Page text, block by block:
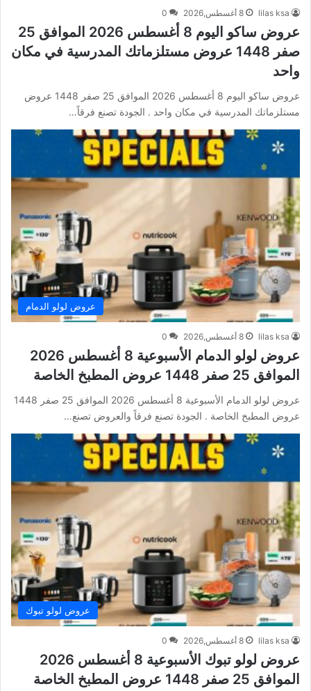
lilas ksa 8 أغسطس,2026 0
عروض ساكو اليوم 8 أغسطس 2026 الموافق 25
صفر 1448 عروض مستلزماتك المدرسية في مكان
واحد
عروض ساكو اليوم 8 أغسطس 2026 الموافق 25 صفر 1448 عروض
مستلزماتك المدرسية في مكان واحد . الجودة تصنع فرقاً…
عروض لولو الدمام
lilas ksa 8 أغسطس,2026 0
عروض لولو الدمام الأسبوعية 8 أغسطس 2026
الموافق 25 صفر 1448 عروض المطبخ الخاصة
عروض لولو الدمام الأسبوعية 8 أغسطس 2026 الموافق 25 صفر 1448
عروض المطبخ الخاصة . الجودة تصنع فرقاً والعروض تصنع…
عروض لولو تبوك
lilas ksa 8 أغسطس,2026 0
عروض لولو تبوك الأسبوعية 8 أغسطس 2026
الموافق 25 صفر 1448 عروض المطبخ الخاصة